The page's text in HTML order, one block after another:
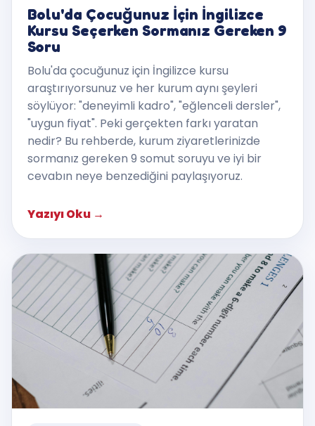
Bolu'da Çocuğunuz İçin İngilizce
Kursu Seçerken Sormanız Gereken 9
Soru
Bolu'da çocuğunuz için İngilizce kursu
araştırıyorsunuz ve her kurum aynı şeyleri
söylüyor: "deneyimli kadro", "eğlenceli dersler",
"uygun fiyat". Peki gerçekten farkı yaratan
nedir? Bu rehberde, kurum ziyaretlerinizde
sormanız gereken 9 somut soruyu ve iyi bir
cevabın neye benzediğini paylaşıyoruz.
Yazıyı Oku →